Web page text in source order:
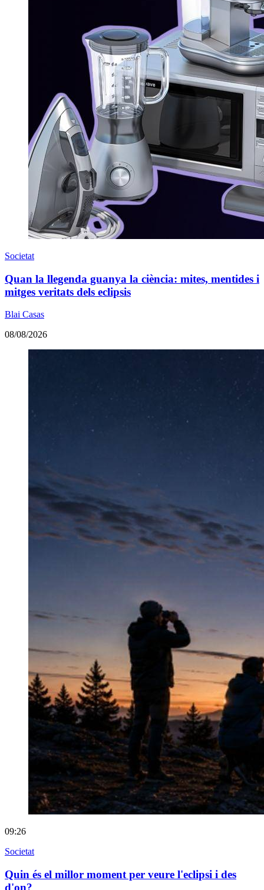
Societat
Quan la llegenda guanya la ciència: mites, mentides i
mitges veritats dels eclipsis
Blai Casas
08/08/2026
09:26
Societat
Quin és el millor moment per veure l'eclipsi i des
d'on?